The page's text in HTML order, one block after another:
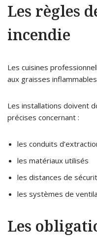
Les règles
incendie
Les cuisines
aux graisses
Les installations doivent
précises concernant :
les conduits
les matériaux utilisés
les distances de
les systèmes de
Les